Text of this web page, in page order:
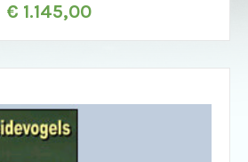
€ 1.145,00